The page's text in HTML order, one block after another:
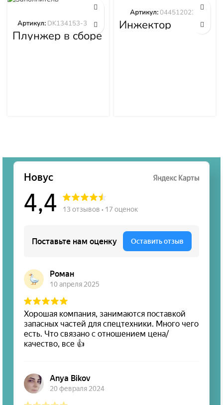
Плунжер в сборе
DK134153-3520
Артикул: DK134153-3520 Инжектор
0445120236
Артикул:0445120236